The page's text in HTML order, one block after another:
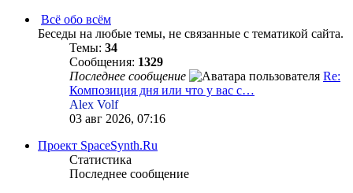
Всё обо всём
Беседы на любые темы, не связанные с тематикой сайта.
Темы: 34
Сообщения: 1329
Последнее сообщение
Re:
Композиция дня или что у вас с…
Alex Volf
03 авг 2026, 07:16
Проект SpaceSynth.Ru
Статистика
Последнее сообщение